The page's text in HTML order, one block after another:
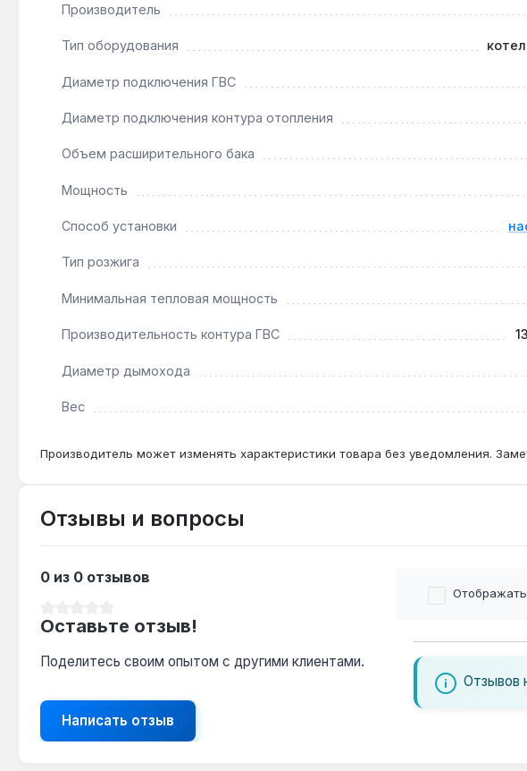
Да — минимальная тепловая мощность 9.5 кВт и модуляция пламени
Как часто нужно обслуживать теплообменник?
производительность 13.8 л/мин.
Чем отличается от модели Nova Parva без индекса A?
частичных нагрузках.
Производитель
Тип оборудования
Диаметр подключения ГВС
Диаметр подключения контура отопления
Объем расширительного бака
Мощность
Способ установки
Тип розжига
Минимальная тепловая мощность
Производительность контура ГВС
Диаметр дымохода
Вес
Производитель может изменять характеристики товара без уведомления.
Отзывы и вопросы
0 из 0 отзывов
Оставьте отзыв!
Поделитесь своим опытом с другими клиентами.
Написать отзыв
Отзывов